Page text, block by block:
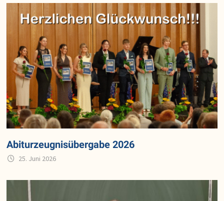
Abiturzeugnisübergabe 2026
25. Juni 2026